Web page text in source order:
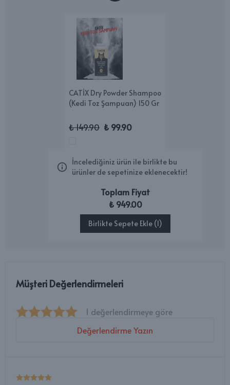
CATİX Dry Powder Shampoo
(Kedi Toz Şampuan) 150 Gr
₺ 149.90 ₺ 99.90
İncelediğiniz ürün ile birlikte bu
ürünler de sepetinize eklenecektir!
Toplam Fiyat
₺ 949.00
Birlikte Sepete Ekle (1)
Müşteri Değerlendirmeleri
1 değerlendirmeye göre
Değerlendirme Yazın